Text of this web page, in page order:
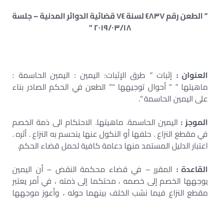
” الطعن رقم ٤٨٣٧ لسنة ٧٤ قضائية الدوائر المدنية – جلسة
٢٠١٩/٠٣/١٨ “
العنوان : إثبات ” طرق الإثبات: اليمين : اليمين الحاسمة :
ماهيتها ” ” أحوال توجيهها “” الطعن في الحكم الصادر بناء
على اليمين الحاسمة “.
الموجز : اليمين الحاسمة. ماهيتها. الاحتكام الى ذمة الخصم
في مقطع النزاع . حلفها أو النكول عنها ينحسم به النزاع . أثره .
اعتبار الدليل المستمد منها دعامة كافية لحمل قضاء الحكم.
القاعدة : المقرر – في قضاء محكمة النقض – أن اليمين
يوجهها الخصم إلى خصمه ، محتكما إلى ذمته ، في أمر يعتبر
مقطع النزاع فيما نشب الخلف بينهما حوله ، وأعوز موجهها